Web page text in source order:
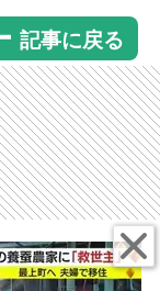
記事に戻る